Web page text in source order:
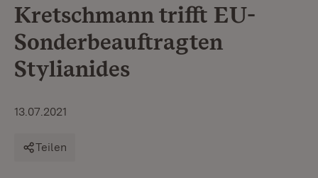
Kretschmann trifft EU-
Sonderbeauftragten
Stylianides
13.07.2021
Teilen